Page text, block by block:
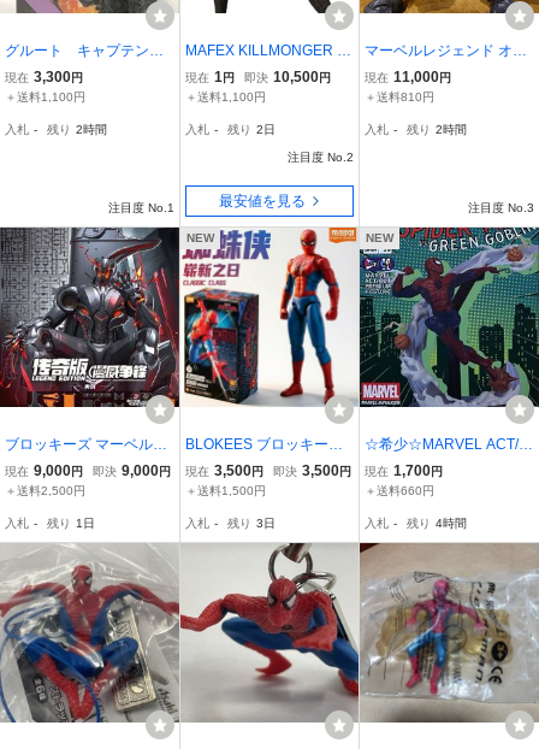
グルート キャプテンア
メリカ フィギュア ガー
ディアンズ MARVEL
現在 3,300円
＋送料1,100円
入札 - 残り 2時間
注目度 No.1
MAFEX KILLMONGER T
HE INFINITY SAGA No.2
65 マフェックス キルモン
ラックパンサー MAFEX
現在 1円 即決 10,500円
＋送料1,100円
入札 - 残り 2日
注目度 No.2
最安値を見る
マーベルレジェンド オン
スロート
現在 11,000円
＋送料810円
入札 - 残り 2時間
注目度 No.3
ブロッキーズ マーベルラ
イバルズ ウルトロン レジ
ェンド版 プラモデル 海
現在 9,000円 即決 9,000円
＋送料2,500円
入札 - 残り 1日
NEW
BLOKEES ブロッキーズ
スパイダーマン ブランド
ニューデイ プラモデル 可
ーベル
現在 3,500円 即決 3,500円
＋送料1,500円
入札 - 残り 3日
NEW
☆希少☆MARVEL ACT/C
UT プレミアムフィギュア
“スパイダーマンvsグリー
開封♪♪☆お安く出品中で
す♪♪♪
現在 1,700円
＋送料660円
入札 - 残り 4時間